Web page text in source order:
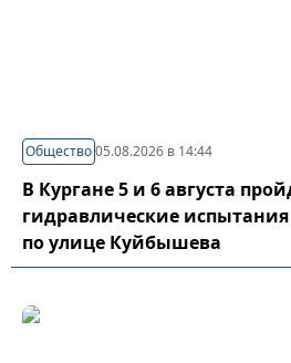
Общество05.08.2026 в 14:44
В Кургане 5 и 6 августа
гидравлические
по улице Куйбышева